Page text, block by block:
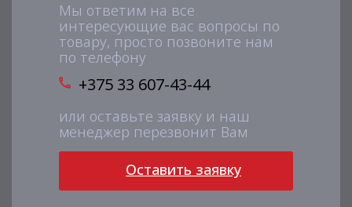
Мы ответим на все
интересующие вас вопросы по
товару, просто позвоните нам
по телефону
+375 33 607-43-44
или оставьте заявку и наш
менеджер перезвонит Вам
Оставить заявку